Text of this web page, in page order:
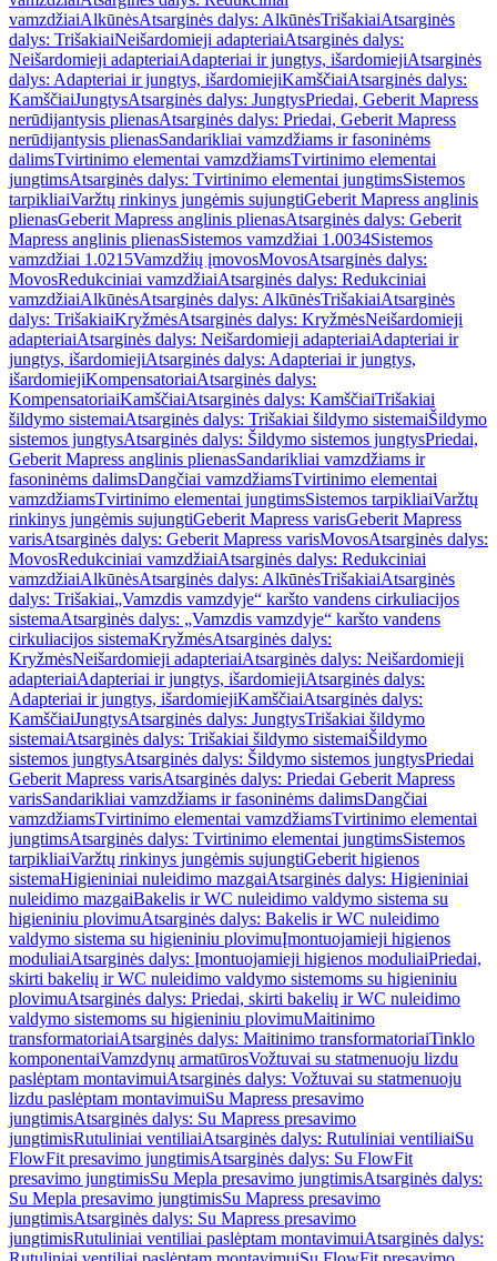
vamzdžiaiAlkūnėsAtsarginės dalys: AlkūnėsTrišakiaiAtsarginės
dalys: TrišakiaiNeišardomieji adapteriaiAtsarginės dalys:
Neišardomieji adapteriaiAdapteriai ir jungtys, išardomiejiAtsarginės
dalys: Adapteriai ir jungtys, išardomiejiKamščiaiAtsarginės dalys:
KamščiaiJungtysAtsarginės dalys: JungtysPriedai, Geberit Mapress
nerūdijantysis plienasAtsarginės dalys: Priedai, Geberit Mapress
nerūdijantysis plienasSandarikliai vamzdžiams ir fasoninėms
dalimsTvirtinimo elementai vamzdžiamsTvirtinimo elementai
jungtimsAtsarginės dalys: Tvirtinimo elementai jungtimsSistemos
tarpikliaiVaržtų rinkinys jungėmis sujungtiGeberit Mapress anglinis
plienasGeberit Mapress anglinis plienasAtsarginės dalys: Geberit
Mapress anglinis plienasSistemos vamzdžiai 1.0034Sistemos
vamzdžiai 1.0215Vamzdžių įmovosMovosAtsarginės dalys:
MovosRedukciniai vamzdžiaiAtsarginės dalys: Redukciniai
vamzdžiaiAlkūnėsAtsarginės dalys: AlkūnėsTrišakiaiAtsarginės
dalys: TrišakiaiKryžmėsAtsarginės dalys: KryžmėsNeišardomieji
adapteriaiAtsarginės dalys: Neišardomieji adapteriaiAdapteriai ir
jungtys, išardomiejiAtsarginės dalys: Adapteriai ir jungtys,
išardomiejiKompensatoriaiAtsarginės dalys:
KompensatoriaiKamščiaiAtsarginės dalys: KamščiaiTrišakiai
šildymo sistemaiAtsarginės dalys: Trišakiai šildymo sistemaiŠildymo
sistemos jungtysAtsarginės dalys: Šildymo sistemos jungtysPriedai,
Geberit Mapress anglinis plienasSandarikliai vamzdžiams ir
fasoninėms dalimsDangčiai vamzdžiamsTvirtinimo elementai
vamzdžiamsTvirtinimo elementai jungtimsSistemos tarpikliaiVaržtų
rinkinys jungėmis sujungtiGeberit Mapress varisGeberit Mapress
varisAtsarginės dalys: Geberit Mapress varisMovosAtsarginės dalys:
MovosRedukciniai vamzdžiaiAtsarginės dalys: Redukciniai
vamzdžiaiAlkūnėsAtsarginės dalys: AlkūnėsTrišakiaiAtsarginės
dalys: Trišakiai„Vamzdis vamzdyje“ karšto vandens cirkuliacijos
sistemaAtsarginės dalys: „Vamzdis vamzdyje“ karšto vandens
cirkuliacijos sistemaKryžmėsAtsarginės dalys:
KryžmėsNeišardomieji adapteriaiAtsarginės dalys: Neišardomieji
adapteriaiAdapteriai ir jungtys, išardomiejiAtsarginės dalys:
Adapteriai ir jungtys, išardomiejiKamščiaiAtsarginės dalys:
KamščiaiJungtysAtsarginės dalys: JungtysTrišakiai šildymo
sistemaiAtsarginės dalys: Trišakiai šildymo sistemaiŠildymo
sistemos jungtysAtsarginės dalys: Šildymo sistemos jungtysPriedai
Geberit Mapress varisAtsarginės dalys: Priedai Geberit Mapress
varisSandarikliai vamzdžiams ir fasoninėms dalimsDangčiai
vamzdžiamsTvirtinimo elementai vamzdžiamsTvirtinimo elementai
jungtimsAtsarginės dalys: Tvirtinimo elementai jungtimsSistemos
tarpikliaiVaržtų rinkinys jungėmis sujungtiGeberit higienos
sistemaHigieniniai nuleidimo mazgaiAtsarginės dalys: Higieniniai
nuleidimo mazgaiBakelis ir WC nuleidimo valdymo sistema su
higieniniu plovimuAtsarginės dalys: Bakelis ir WC nuleidimo
valdymo sistema su higieniniu plovimuĮmontuojamieji higienos
moduliaiAtsarginės dalys: Įmontuojamieji higienos moduliaiPriedai,
skirti bakelių ir WC nuleidimo valdymo sistemoms su higieniniu
plovimuAtsarginės dalys: Priedai, skirti bakelių ir WC nuleidimo
valdymo sistemoms su higieniniu plovimuMaitinimo
transformatoriaiAtsarginės dalys: Maitinimo transformatoriaiTinklo
komponentaiVamzdynų armatūrosVožtuvai su statmenuoju lizdu
paslėptam montavimuiAtsarginės dalys: Vožtuvai su statmenuoju
lizdu paslėptam montavimuiSu Mapress presavimo
jungtimisAtsarginės dalys: Su Mapress presavimo
jungtimisRutuliniai ventiliaiAtsarginės dalys: Rutuliniai ventiliaiSu
FlowFit presavimo jungtimisAtsarginės dalys: Su FlowFit
presavimo jungtimisSu Mepla presavimo jungtimisAtsarginės dalys:
Su Mepla presavimo jungtimisSu Mapress presavimo
jungtimisAtsarginės dalys: Su Mapress presavimo
jungtimisRutuliniai ventiliai paslėptam montavimuiAtsarginės dalys: